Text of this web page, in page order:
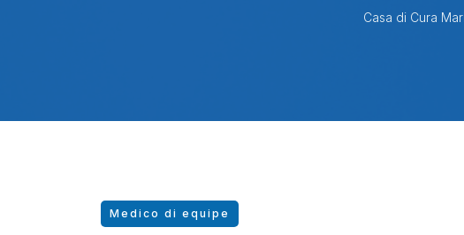
Casa di Cura
Medico di equipe